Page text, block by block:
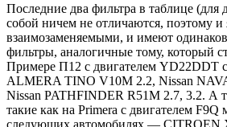
Последние два фильтра в таблице (для
собой ничем не отличаются, поэтому и
взаимозаменяемыми, и имеют
фильтры, аналогичные тому, который
Примере П12 с двигателем YD22DDT
ALMERA TINO V10M 2.2, Nissan
Nissan PATHFINDER R51M 2.7, 3.2. А
такие как на Primera с двигателем
следующих автомобилях — CITROEN